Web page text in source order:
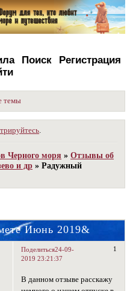
Поиск
Регистрация
темы
Черного моря »Отзывы об
и др »Радужный
Июнь 2019&
Поделиться 1
24-09-
2019 23:21:37
В данном отзыве расскажу